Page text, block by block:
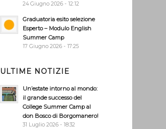
24 Giugno 2026 - 12:12
Graduatoria esito selezione
Esperto – Modulo English
Summer Camp
17 Giugno 2026 - 17:25
ULTIME NOTIZIE
Un’estate intorno al mondo:
il grande successo del
College Summer Camp al
don Bosco di Borgomanero!
31 Luglio 2026 - 18:32